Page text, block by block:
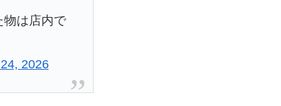
物は店内で
2026